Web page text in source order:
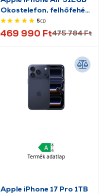
Okostelefon, felhőfehér
(MG2T4HX/A)
5(1)
469 990 Ft475 784 Ft
Termék adatlap
Apple iPhone 17 Pro 1TB